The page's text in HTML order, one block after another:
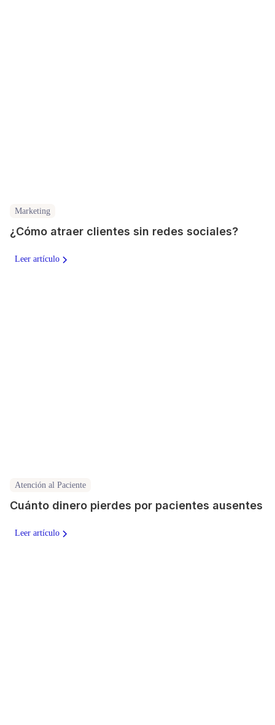
Marketing
¿Cómo atraer clientes sin redes sociales?
Leer artículo
Atención al Paciente
Cuánto dinero pierdes por pacientes ausentes
Leer artículo